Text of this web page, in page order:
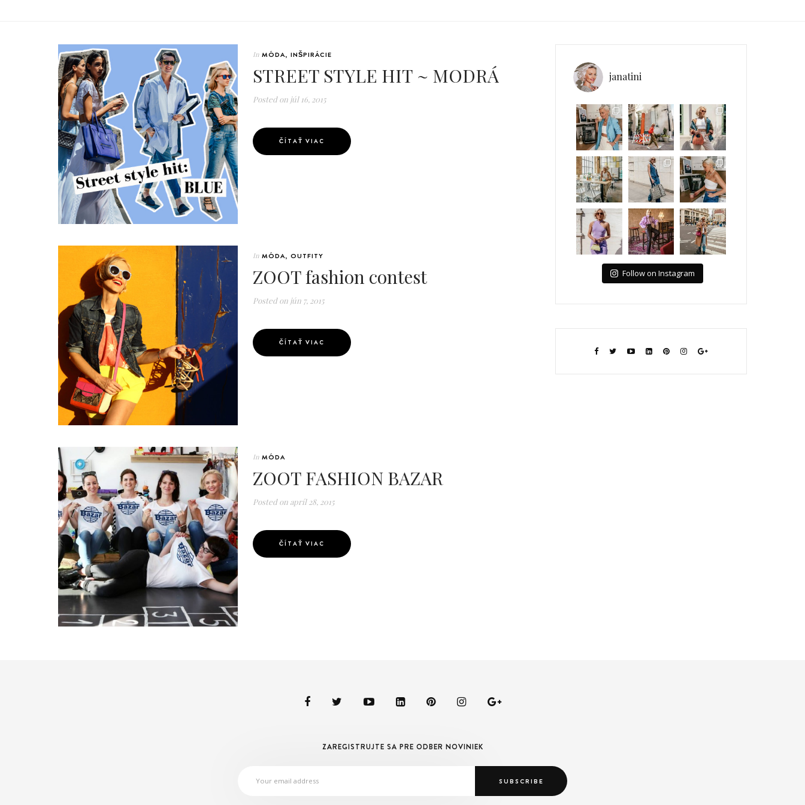
In MÓDA, INŠPIRÁCIE
STREET STYLE HIT ~ MODRÁ
Posted on júl 16, 2015
ČÍTAŤ VIAC
In MÓDA, OUTFITY
ZOOT fashion contest
Posted on jún 7, 2015
ČÍTAŤ VIAC
In MÓDA
ZOOT FASHION BAZAR
Posted on apríl 28, 2015
ČÍTAŤ VIAC
janatini
Follow on Instagram
ZAREGISTRUJTE SA PRE ODBER NOVINIEK